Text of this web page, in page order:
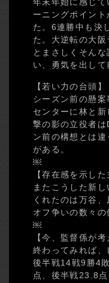
年末年始に感じ
ーニングポイン
た。6連勝中も決
た。大逆転の大
とまさしくそん
い、勇気を出し
【若い力の台頭】
シーズン前の懸
センターに林と
撃の影の立役者
ン前の構想とは
がある。
￼
【存在感を示し
またこうした新
くれたのは万谷
オフ争いの数々
￼
【今、監督係が考
終わってみれば
後半戦14戦9勝4
点、後半戦23.8